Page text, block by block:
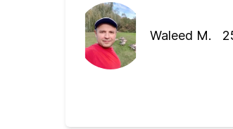
Waleed M.